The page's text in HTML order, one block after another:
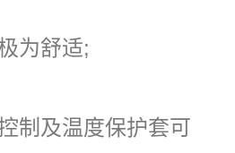
为舒适;
制及温度保护套可